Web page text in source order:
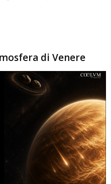
di Venere